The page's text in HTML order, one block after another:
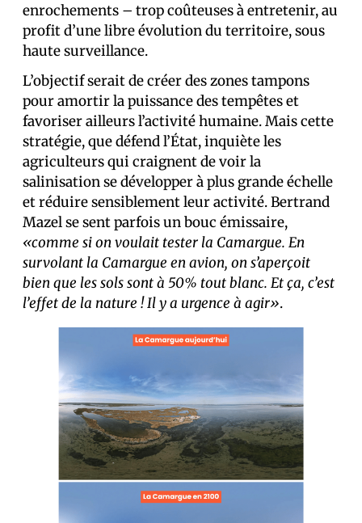
enrochements – trop coûteuses à entretenir, au
profit d’une libre évolution du territoire, sous
haute surveillance.
L’objectif serait de créer des zones tampons
pour amortir la puissance des tempêtes et
favoriser ailleurs l’activité humaine. Mais cette
stratégie, que défend l’État, inquiète les
agriculteurs qui craignent de voir la
salinisation se développer à plus grande échelle
et réduire sensiblement leur activité. Bertrand
Mazel se sent parfois un bouc émissaire,
«comme si on voulait tester la Camargue. En
survolant la Camargue en avion, on s’aperçoit
bien que les sols sont à 50% tout blanc. Et ça, c’est
l’effet de la nature ! Il y a urgence à agir».